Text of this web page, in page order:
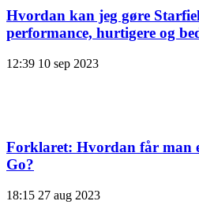
Hvordan kan jeg gøre
performance, hurtigere og
12:39 10 sep 2023
Forklaret: Hvordan får man
Go?
18:15 27 aug 2023